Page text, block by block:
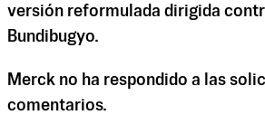
versión reformulada dirigida
Bundibugyo.
Merck no ha respondido a las
comentarios.